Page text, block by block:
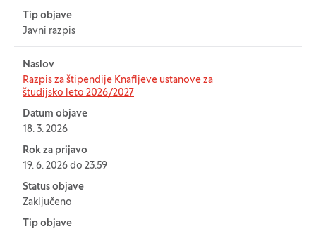
Tip objave
Javni razpis
Naslov
Razpis za štipendije Knafljeve ustanove za
študijsko leto 2026/2027
Datum objave
18. 3. 2026
Rok za prijavo
19. 6. 2026 do 23.59
Status objave
Zaključeno
Tip objave